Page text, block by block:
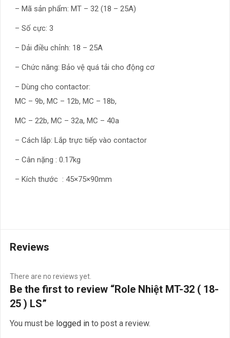
– Mã sản phẩm: MT – 32 (18 – 25A)
– Số cực: 3
– Dải điều chỉnh: 18 – 25A
– Chức năng: Bảo vệ quá tải cho động cơ
– Dùng cho contactor:
MC – 9b, MC – 12b, MC – 18b,
MC – 22b, MC – 32a, MC – 40a
– Cách lắp: Lắp trực tiếp vào contactor
– Cân nặng : 0.17kg
– Kích thước : 45×75×90mm
Reviews
There are no reviews yet.
Be the first to review “Role Nhiệt MT-32 ( 18-
25 ) LS”
You must be logged in to post a review.